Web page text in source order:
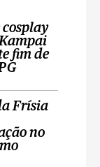
cosplay
fim de
Frísia
no